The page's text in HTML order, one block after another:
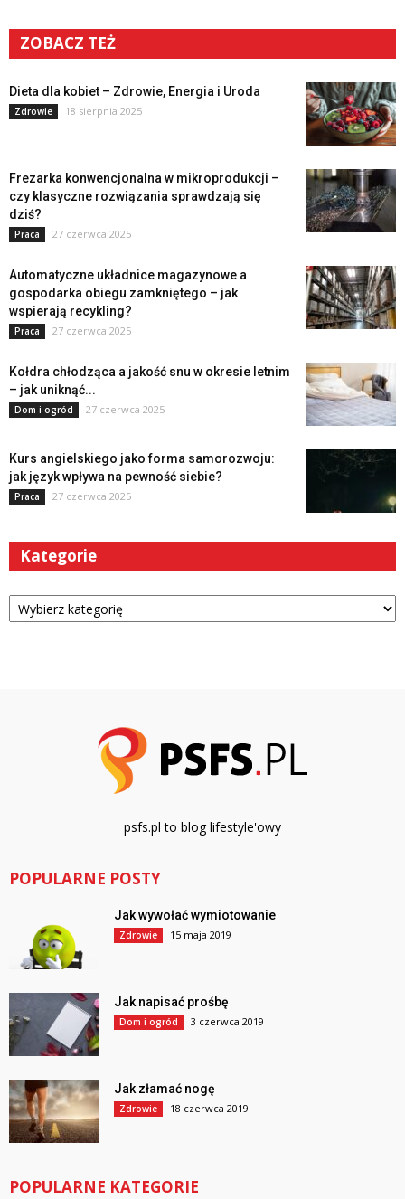
ZOBACZ TEŻ
Dieta dla kobiet – Zdrowie, Energia i Uroda
Zdrowie 18 sierpnia 2025
Frezarka konwencjonalna w mikroprodukcji –
czy klasyczne rozwiązania sprawdzają się
dziś?
Praca 27 czerwca 2025
Automatyczne układnice magazynowe a
gospodarka obiegu zamkniętego – jak
wspierają recykling?
Praca 27 czerwca 2025
Kołdra chłodząca a jakość snu w okresie letnim
– jak uniknąć...
Dom i ogród 27 czerwca 2025
Kurs angielskiego jako forma samorozwoju:
jak język wpływa na pewność siebie?
Praca 27 czerwca 2025
Kategorie
Kategorie
psfs.pl to blog lifestyle'owy
POPULARNE POSTY
Jak wywołać wymiotowanie
Zdrowie 15 maja 2019
Jak napisać prośbę
Dom i ogród 3 czerwca 2019
Jak złamać nogę
Zdrowie 18 czerwca 2019
POPULARNE KATEGORIE